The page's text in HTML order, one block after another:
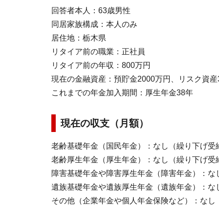
回答者本人：63歳男性
同居家族構成：本人のみ
居住地：栃木県
リタイア前の職業：正社員
リタイア前の年収：800万円
現在の金融資産：預貯金2000万円、リスク資産
これまでの年金加入期間：厚生年金38年
現在の収支（月額）
老齢基礎年金（国民年金）：なし（繰り下げ受
老齢厚生年金（厚生年金）：なし（繰り下げ受
障害基礎年金や障害厚生年金（障害年金）：な
遺族基礎年金や遺族厚生年金（遺族年金）：な
その他（企業年金や個人年金保険など）：なし